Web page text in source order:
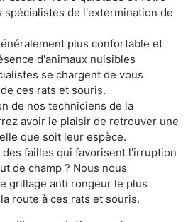
de l'extermination de
plus confortable et
d'animaux nuisibles
se chargent de vous
ces rats et souris.
de nos techniciens de la
avoir le plaisir de retrouver une
que soit leur espèce.
failles qui favorisent l'irruption
de champ ? Nous nous
grillage anti rongeur le plus
route à ces rats et souris.